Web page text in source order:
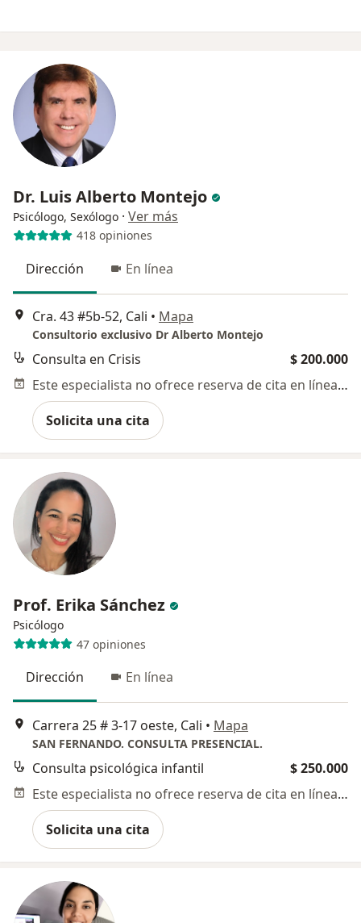
Dr. Luis Alberto Montejo
Psicólogo, Sexólogo · Ver más
418 opiniones
Dirección En línea
Cra. 43 #5b-52, Cali • Mapa
Consultorio exclusivo Dr Alberto Montejo
Consulta en Crisis
$ 200.000
Este especialista no ofrece reserva de cita en línea en esta dirección.
Solicita una cita
Prof. Erika Sánchez
Psicólogo
47 opiniones
Dirección En línea
Carrera 25 # 3-17 oeste, Cali • Mapa
SAN FERNANDO. CONSULTA PRESENCIAL.
Consulta psicológica infantil
$ 250.000
Este especialista no ofrece reserva de cita en línea en esta dirección.
Solicita una cita